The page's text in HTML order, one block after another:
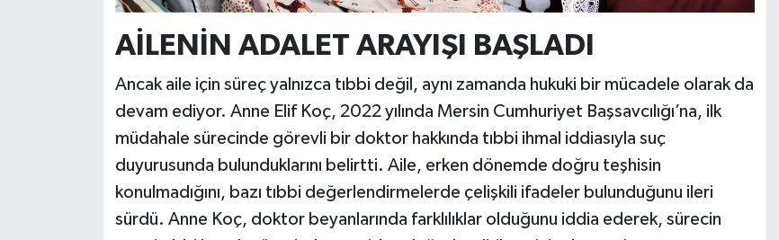
AİLENİN ADALET ARAYIŞI BAŞLADI
Ancak aile için süreç yalnızca tıbbi değil, aynı zamanda hukuki bir mücadele olarak da
devam ediyor. Anne Elif Koç, 2022 yılında Mersin Cumhuriyet Başsavcılığı’na, ilk
müdahale sürecinde görevli bir doktor hakkında tıbbi ihmal iddiasıyla suç
duyurusunda bulunduklarını belirtti. Aile, erken dönemde doğru teşhisin
konulmadığını, bazı tıbbi değerlendirmelerde çelişkili ifadeler bulunduğunu ileri
sürdü. Anne Koç, doktor beyanlarında farklılıklar olduğunu iddia ederek, sürecin